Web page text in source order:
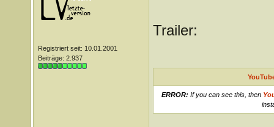
Registriert seit: 10.01.2001
Beiträge: 2.937
Trailer:
ERROR: If you can see this, then